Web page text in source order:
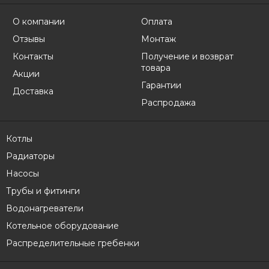
О компании
Отзывы
Контакты
Акции
Доставка
Оплата
Монтаж
Получение и возврат
товара
Гарантии
Распродажа
Котлы
Радиаторы
Насосы
Трубы и фитинги
Водонагреватели
Котельное оборудование
Распределительные гребенки